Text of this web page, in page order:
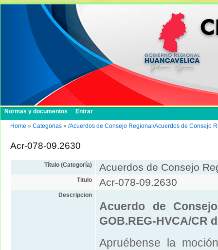
Normas y documentos Entrar
Home » Categorias » /Acuerdos de Consejo Regional/Acuerdos de Consejo
Acr-078-09.2630
Título (Categoría) Acuerdos de Consejo
Titulo Acr-078-09.2630
Descripcion
Acuerdo de
GOB.REG-HVCA/CR
Apruébense la